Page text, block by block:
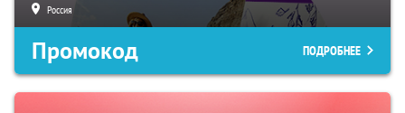
Россия
Промокод ПОДРОБНЕЕ